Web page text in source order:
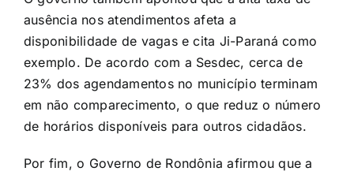
ausência nos atendimentos afeta a
disponibilidade de vagas e cita Ji-Paraná como
exemplo. De acordo com a Sesdec, cerca de
23% dos agendamentos no município terminam
em não comparecimento, o que reduz o número
de horários disponíveis para outros cidadãos.
Por fim, o Governo de Rondônia afirmou que a